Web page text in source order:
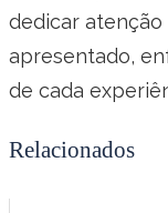
dedicar
apresentado,
de cada
Relacionados